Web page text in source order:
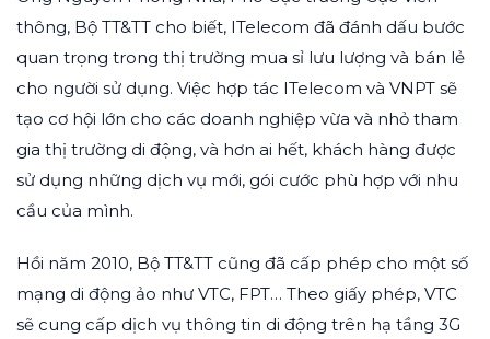
thông, Bộ TT&TT cho biết, ITelecom đã đánh dấu bước
quan trọng trong thị trường mua sỉ lưu lượng và bán lẻ
cho người sử dụng. Việc hợp tác ITelecom và VNPT sẽ
tạo cơ hội lớn cho các doanh nghiệp vừa và nhỏ tham
gia thị trường di động, và hơn ai hết, khách hàng được
sử dụng những dịch vụ mới, gói cước phù hợp với nhu
cầu của mình.
Hồi năm 2010, Bộ TT&TT cũng đã cấp phép cho một số
mạng di động ảo như VTC, FPT… Theo giấy phép, VTC
sẽ cung cấp dịch vụ thông tin di động trên hạ tầng 3G